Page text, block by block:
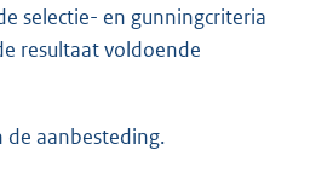
selectie- en gunningcriteria
resultaat voldoende
de aanbesteding.